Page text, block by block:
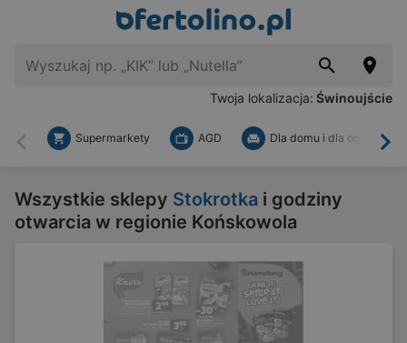
Twoja lokalizacja: Świnoujście
Wstecz
Supermarkety AGD Dla domu i dla ogrodu
Wszystkie sklepy Stokrotka i godziny
otwarcia w regionie Końskowola